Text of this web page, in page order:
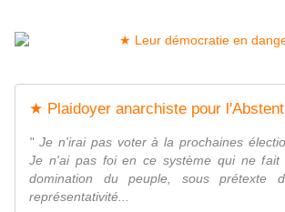
" Je n'irai pas voter à la prochaines
Je n'ai pas foi en ce système qui ne fait
domination du peuple, sous prétexte
représentativité...